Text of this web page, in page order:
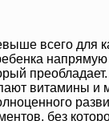
всего для
напрямую
витамины и
без